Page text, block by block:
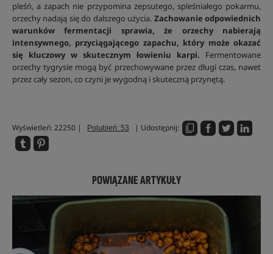
pleśń, a zapach nie przypomina zepsutego, spleśniałego pokarmu,
orzechy nadają się do dalszego użycia. Zachowanie odpowiednich
warunków fermentacji sprawia, że orzechy nabierają
intensywnego, przyciągającego zapachu, który może okazać
się kluczowy w skutecznym łowieniu karpi. Fermentowane
orzechy tygrysie mogą być przechowywane przez długi czas, nawet
przez cały sezon, co czyni je wygodną i skuteczną przynętą.
Wyświetleń: 22250 | Polubień: 53 | Udostępnij:
POWIĄZANE ARTYKUŁY